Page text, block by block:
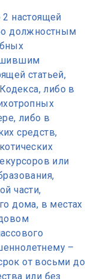
настоящей
должностным
статьей,
либо в
либо в
средств,
или
части,
дома, в местах
–
от восьми до
или без